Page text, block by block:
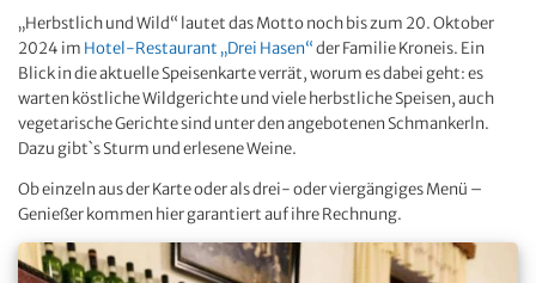
„Herbstlich und Wild“ lautet das Motto noch bis zum 20. Oktober
2024 im Hotel-Restaurant „Drei Hasen“der Familie Kroneis. Ein
Blick in die aktuelle Speisenkarte verrät, worum es dabei geht: es
warten köstliche Wildgerichte und viele herbstliche Speisen, auch
vegetarische Gerichte sind unter den angebotenen Schmankerln.
Dazu gibt`s Sturm und erlesene Weine.
Ob einzeln aus der Karte oder als drei- oder viergängiges Menü –
Genießer kommen hier garantiert auf ihre Rechnung.